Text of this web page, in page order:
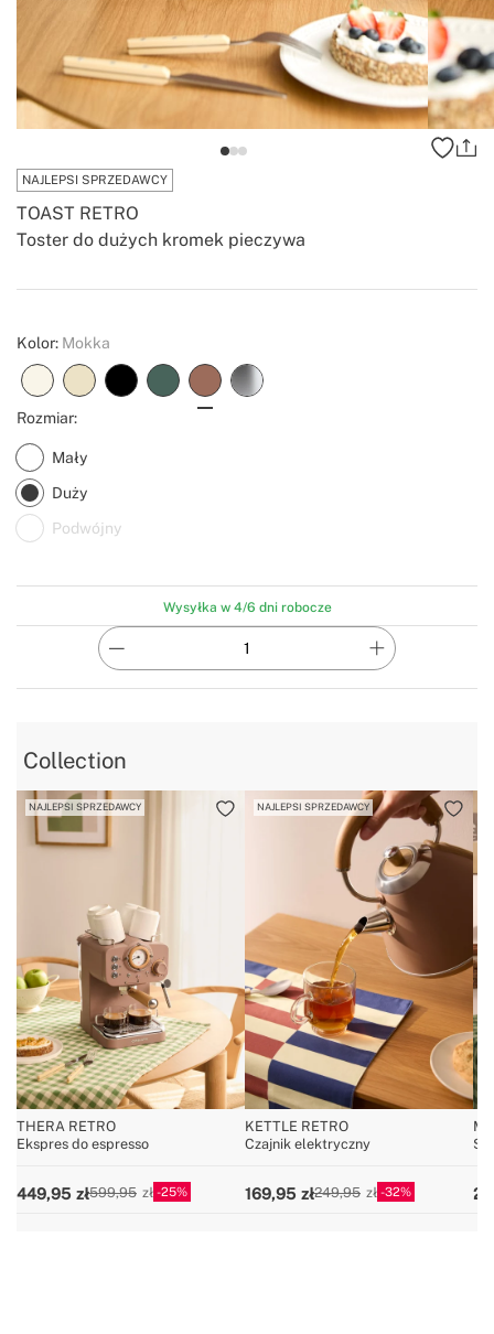
NAJLEPSI SPRZEDAWCY
Toster do dużych kromek pieczywa
TOAST RETRO
Create
Kolor: Mokka
Rozmiar:
Mały
Duży
Podwójny
Wysyłka w 4/6 dni robocze
Collection
NAJLEPSI SPRZEDAWCY
THERA RETRO
Ekspres do espresso
449,95 599,95 25
NAJLEPSI SPRZEDAWCY
KETTLE RETRO
Czajnik elektryczny
169,95 249,95 32